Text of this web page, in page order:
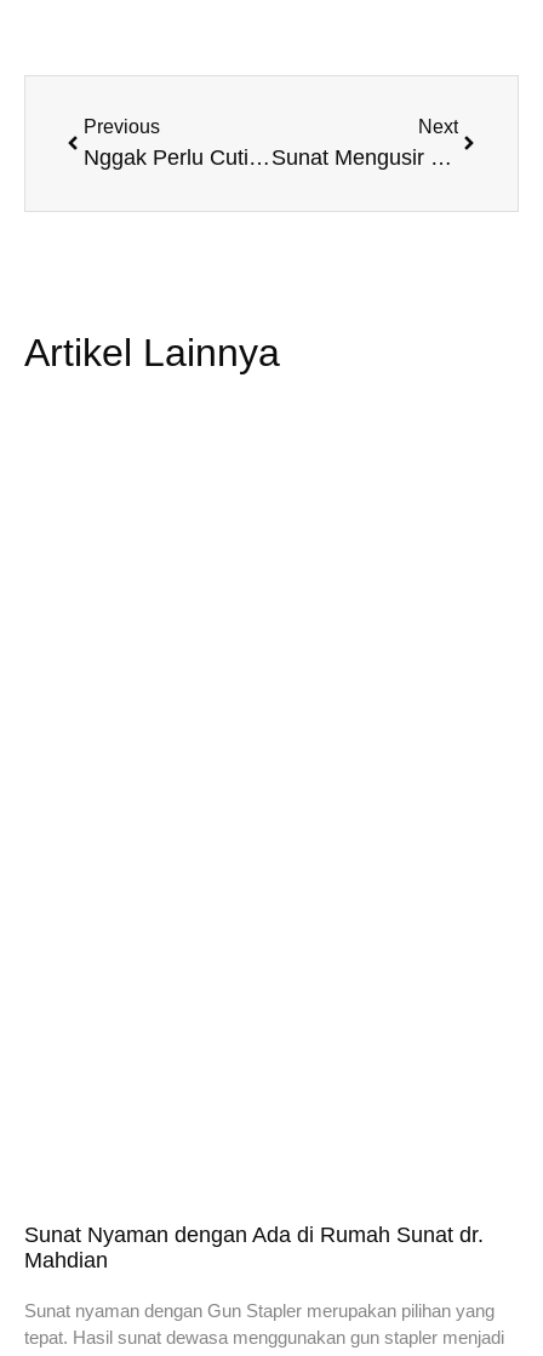
Previous
Nggak Perlu Cuti: Sunat di Hari Sabtu/Minggu, Senin Bisa Ngantor!
Next
Sunat Mengusir Risiko Pembengkakan Area Alat Vital
Artikel Lainnya
Sunat Nyaman dengan Ada di Rumah Sunat dr.
Mahdian
Sunat nyaman dengan Gun Stapler merupakan pilihan yang
tepat. Hasil sunat dewasa menggunakan gun stapler menjadi